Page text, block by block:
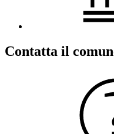
Contatta il